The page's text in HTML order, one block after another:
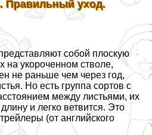
Правильный уход.
собой плоскую
на укороченном стволе,
не раньше чем через год,
Но есть груп­па сортов с
между листьями, их
и легко ветвится. Это
(от английского